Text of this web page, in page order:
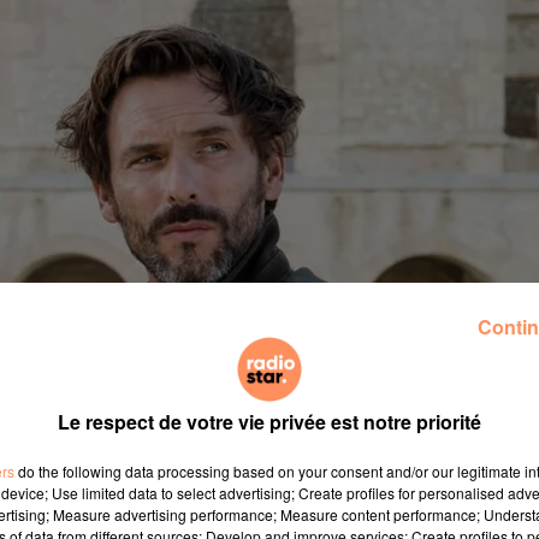
Le respect de votre vie privée est notre priorité
do the following data processing based on your consent and/or our legitimate
Use limited data to select advertising; Create profiles for personalised
Measure advertising performance; Measure content performance;